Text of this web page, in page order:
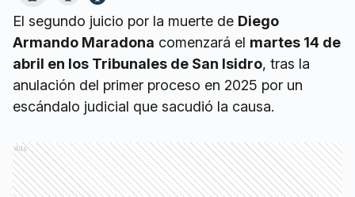
El segundo juicio por la muerte de Diego
Armando Maradona comenzará el martes 14 de
abril en los Tribunales de San Isidro, tras la
anulación del primer proceso en 2025 por un
escándalo judicial que sacudió la causa.
Ads